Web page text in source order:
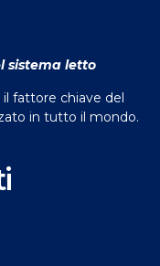
sistema letto
fattore chiave del
in tutto il mondo.